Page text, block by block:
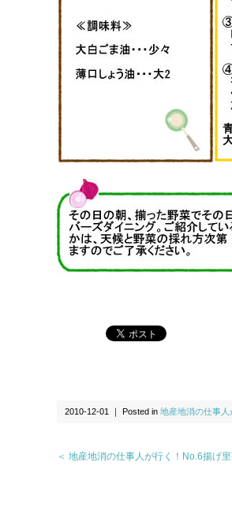
2010-12-01 ｜ Posted in 地産地消の仕事人
＜ 地産地消の仕事人が行く！No.6揚げ